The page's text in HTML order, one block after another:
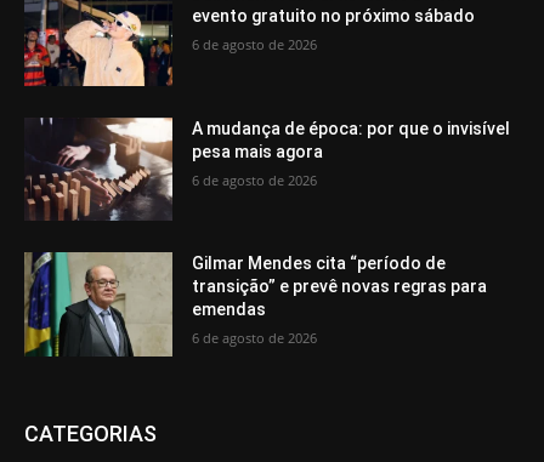
evento gratuito no próximo sábado
6 de agosto de 2026
A mudança de época: por que o invisível
pesa mais agora
6 de agosto de 2026
Gilmar Mendes cita “período de
transição” e prevê novas regras para
emendas
6 de agosto de 2026
CATEGORIAS